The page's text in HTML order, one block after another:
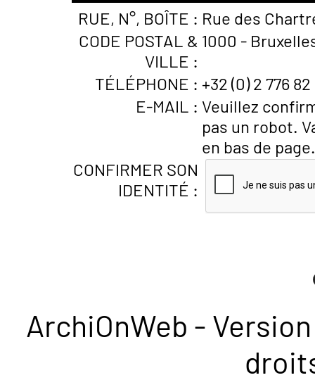
RUE, N°, BOÎTE : Rue des
CODE POSTAL &
VILLE :
1000 -
TÉLÉPHONE : +32 (0) 2 776
E-MAIL : Veuillez
pas un robot.
en bas de page.
CONFIRMER SON
IDENTITÉ :
ArchiOnWeb -